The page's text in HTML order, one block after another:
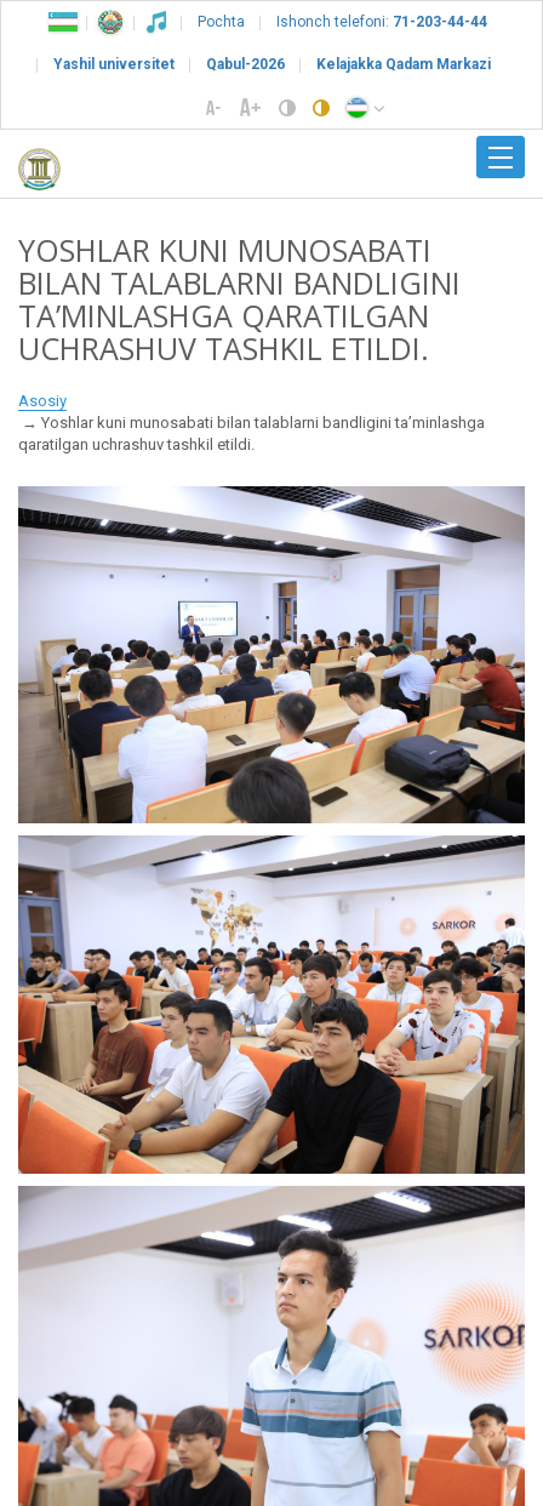
Pochta Ishonch telefoni: 71-203-44-44
Yashil universitet Qabul-2026 Kelajakka Qadam Markazi
YOSHLAR KUNI MUNOSABATI
BILAN TALABLARNI BANDLIGINI
TA’MINLASHGA QARATILGAN
UCHRASHUV TASHKIL ETILDI.
Asosiy
Yoshlar kuni munosabati bilan talablarni bandligini ta’minlashga
qaratilgan uchrashuv tashkil etildi.